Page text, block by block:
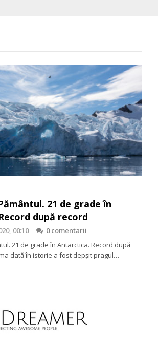
21 de grade în
după record
00:10
0 comentarii
21 de grade în Antarctica. Record după
dată în istorie a fost depşit pragul…